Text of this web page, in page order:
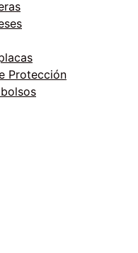
Protección